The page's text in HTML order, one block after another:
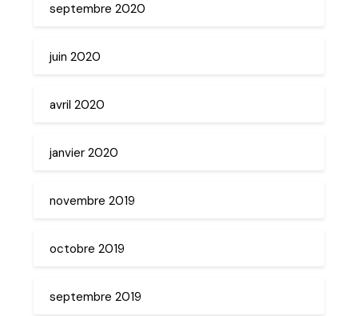
septembre 2020
juin 2020
avril 2020
janvier 2020
novembre 2019
octobre 2019
septembre 2019